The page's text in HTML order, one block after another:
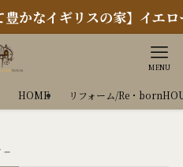
なイギリスの家】イエロー
MENU
HOME リフォーム/Re・
–